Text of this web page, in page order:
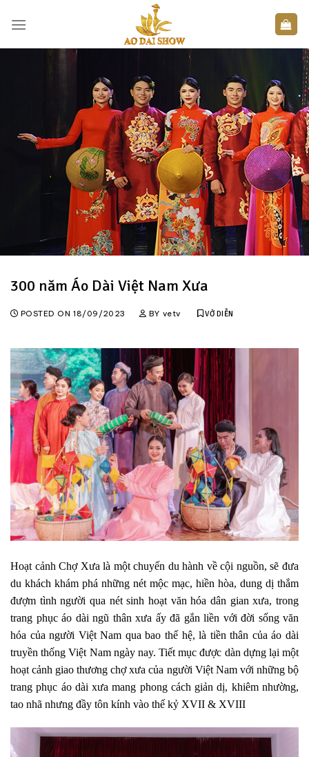
300 năm Áo Dài Việt Nam Xưa
POSTED ON18/09/2023 BY vetv VỞ DIỄN
Hoạt cảnh Chợ Xưa là một chuyến du hành về cội nguồn, sẽ đưa
du khách khám phá những nét mộc mạc, hiền hòa, dung dị thắm
đượm tình người qua nét sinh hoạt văn hóa dân gian xưa, trong
trang phục áo dài ngũ thân xưa ấy đã gắn liền với đời sống văn
hóa của người Việt Nam qua bao thế hệ, là tiền thân của áo dài
truyền thống Việt Nam ngày nay. Tiết mục được dàn dựng lại một
hoạt cảnh giao thương chợ xưa của người Việt Nam với những bộ
trang phục áo dài xưa mang phong cách giản dị, khiêm nhường,
tao nhã nhưng đầy tôn kính vào thế kỷ XVII & XVIII